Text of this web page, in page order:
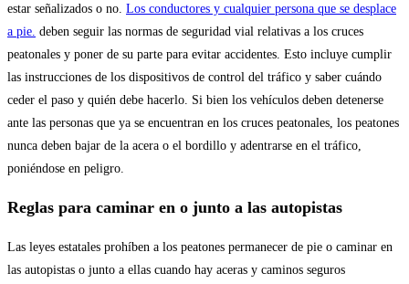
estar señalizados o no. Los conductores y cualquier persona que se desplace
a pie. deben seguir las normas de seguridad vial relativas a los cruces
peatonales y poner de su parte para evitar accidentes. Esto incluye cumplir
las instrucciones de los dispositivos de control del tráfico y saber cuándo
ceder el paso y quién debe hacerlo. Si bien los vehículos deben detenerse
ante las personas que ya se encuentran en los cruces peatonales, los peatones
nunca deben bajar de la acera o el bordillo y adentrarse en el tráfico,
poniéndose en peligro.
Reglas para caminar en o junto a las autopistas
Las leyes estatales prohíben a los peatones permanecer de pie o caminar en
las autopistas o junto a ellas cuando hay aceras y caminos seguros